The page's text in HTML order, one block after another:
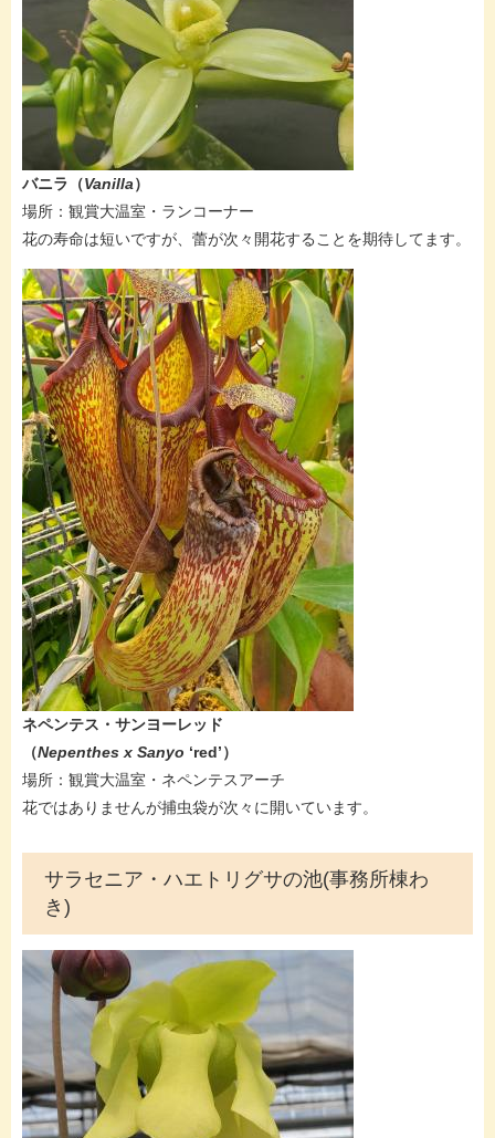
​​​​バニラ（Vanilla）
場所：観賞大温室・ランコーナー
​花の寿命は短いですが、蕾が次々開花することを期待してます。
​​​​ネペンテス・​サンヨーレッド
（Nepenthes x Sanyo ‘red’​）
場所：観賞大温室・ネペンテスアーチ
​花ではありませんが捕虫袋が次々に開いています。
サラセニア・ハエトリグサの池(事務所棟わ
き)